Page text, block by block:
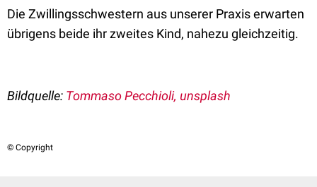
Die Zwillingsschwestern aus unserer Praxis erwarten
übrigens beide ihr zweites Kind, nahezu gleichzeitig.
Bildquelle: Tommaso Pecchioli, unsplash
© Copyright